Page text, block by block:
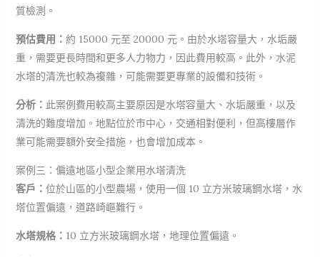
質檢測。
預估費用： 約 15000 元至 20000 元。由於水塔容量大，水垢嚴
重，需要更長時間和更多人力物力，因此費用較高。此外，水泥
水塔的清洗也較為複雜，可能需要更專業的設備和技術。
分析： 此案例費用較高主要原因是水塔容量大、水垢嚴重，以及
清洗的難度增加。地點位於市中心，交通相對便利，但高樓層作
業可能需要額外安全措施，也會增加成本。
案例三：偏遠地區小型企業用水塔清洗
客戶： 位於山區的小型農場，使用一個 10 立方米玻璃鋼水塔，水
塔位置偏遠，道路崎嶇難行。
水塔規格： 10 立方米玻璃鋼水塔，地理位置偏遠。